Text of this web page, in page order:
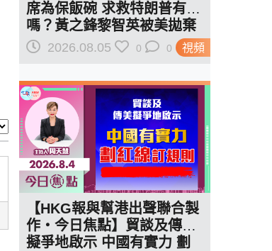
視頻
席為保飯碗 求救特朗普有用
嗎？黃之鋒黎智英被美拋棄
給了一個答案…
2026.08.05 0 0
【HKG報與幫港出聲聯合製
作‧今日焦點】貿談及傳美
擬爭地啟示 中國有實力 劃